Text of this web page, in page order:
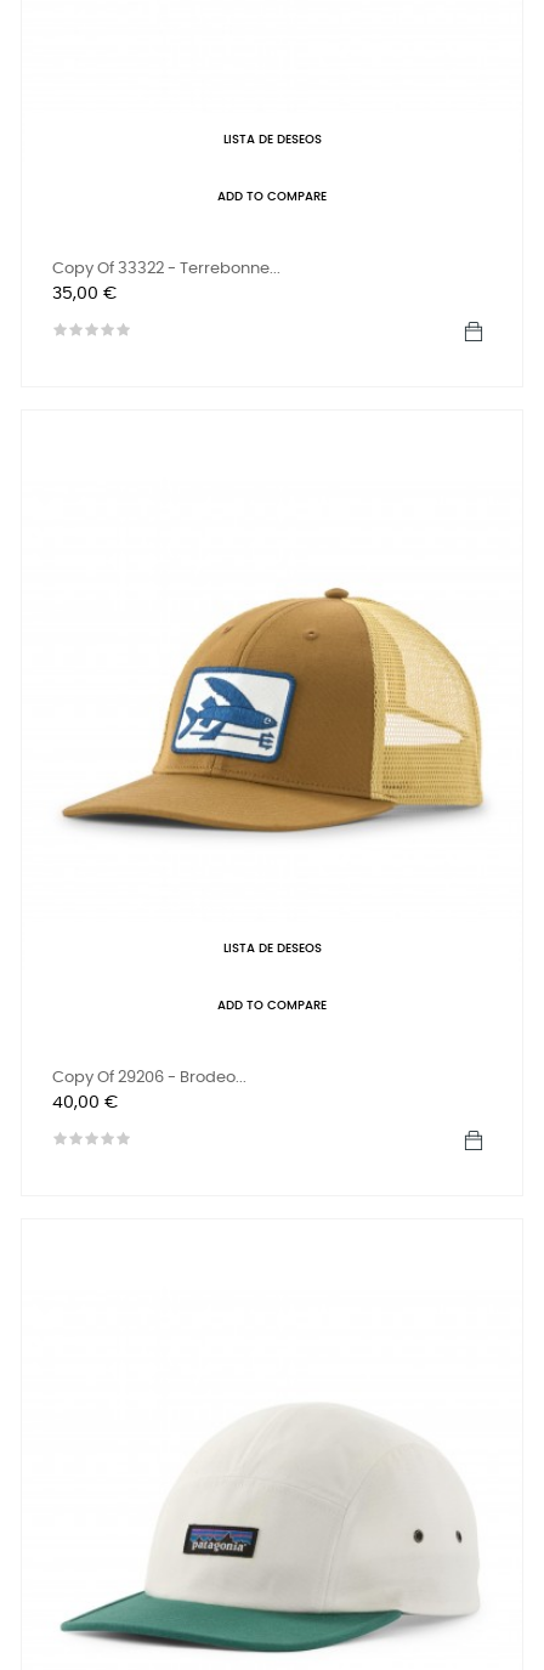
LISTA DE DESEOS
ADD TO COMPARE
Copy Of 33322 - Terrebonne...
Precio
35,00 €
LISTA DE DESEOS
ADD TO COMPARE
Copy Of 29206 - Brodeo...
Precio
40,00 €